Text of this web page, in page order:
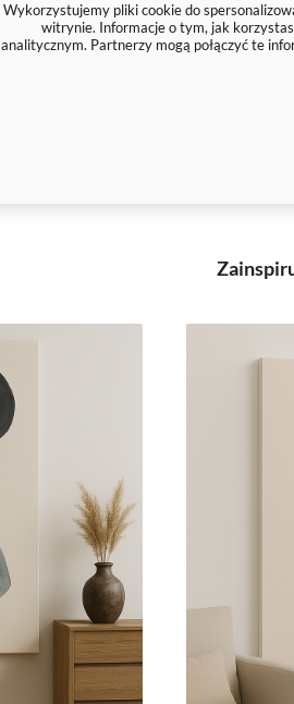
Wykorzystujemy pliki cookie do
witrynie. Informacje o tym, jak
analitycznym. Partnerzy mogą połączyć te